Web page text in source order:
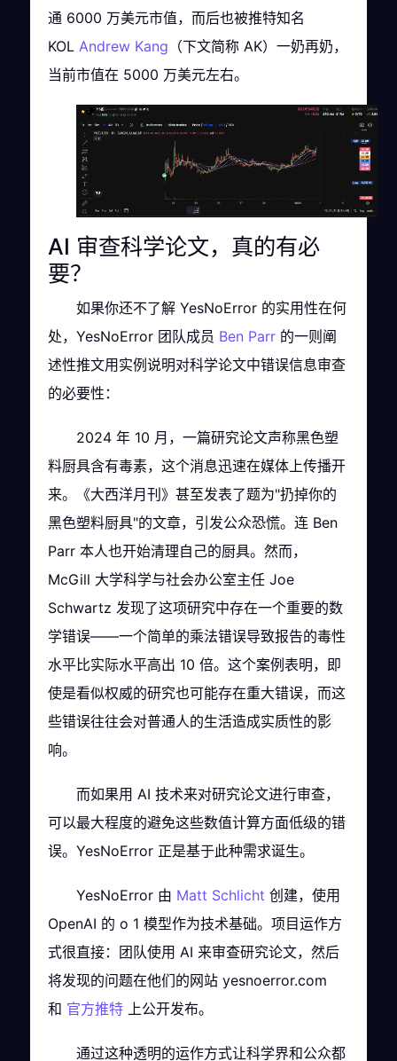
通 6000 万美元市值，而后也被推特知名
KOLAndrew Kang （下文简称 AK）一奶再奶，
当前市值在 5000 万美元左右。
AI 审查科学论文，真的有必
要？
如果你还不了解 YesNoError 的实用性在何
处，YesNoError 团队成员 Ben Parr 的一则阐
述性推文用实例说明对科学论文中错误信息审查
的必要性：
2024 年 10 月，一篇研究论文声称黑色塑
料厨具含有毒素，这个消息迅速在媒体上传播开
来。《大西洋月刊》甚至发表了题为"扔掉你的
黑色塑料厨具"的文章，引发公众恐慌。连 Ben
Parr 本人也开始清理自己的厨具。然而，
McGill 大学科学与社会办公室主任 Joe
Schwartz 发现了这项研究中存在一个重要的数
学错误——一个简单的乘法错误导致报告的毒性
水平比实际水平高出 10 倍。这个案例表明，即
使是看似权威的研究也可能存在重大错误，而这
些错误往往会对普通人的生活造成实质性的影
响。
而如果用 AI 技术来对研究论文进行审查，
可以最大程度的避免这些数值计算方面低级的错
误。YesNoError 正是基于此种需求诞生。
YesNoError 由 Matt Schlicht 创建，使用
OpenAI 的 o 1 模型作为技术基础。项目运作方
式很直接：团队使用 AI 来审查研究论文，然后
将发现的问题在他们的网站 yesnoerror.com
和 官方推特 上公开发布。
通过这种透明的运作方式让科学界和公众都